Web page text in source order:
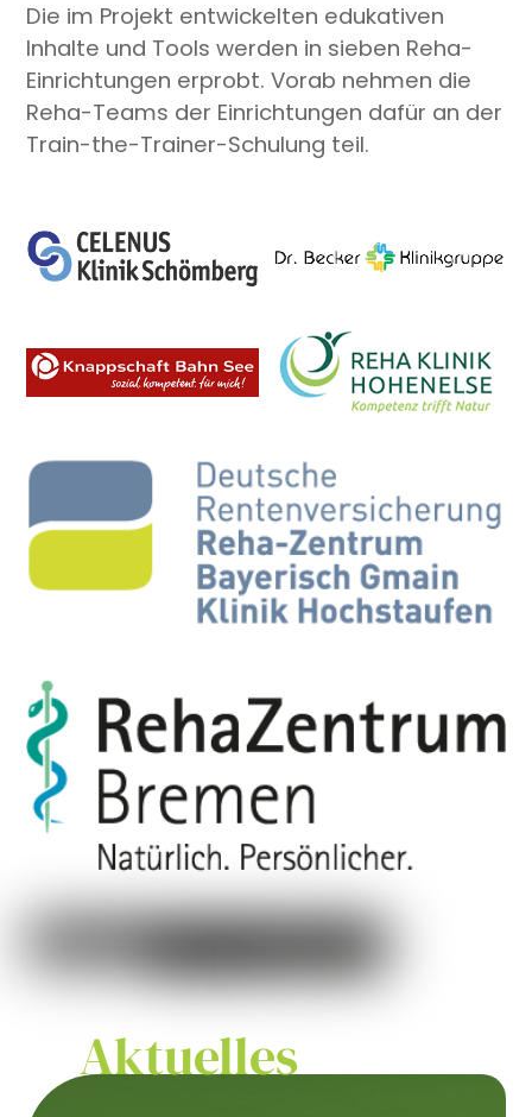
Die im Projekt entwickelten edukativen
Inhalte und Tools werden in sieben Reha-
Einrichtungen erprobt. Vorab nehmen die
Reha-Teams der Einrichtungen dafür an der
Train-the-Trainer-Schulung teil.
Aktuelles